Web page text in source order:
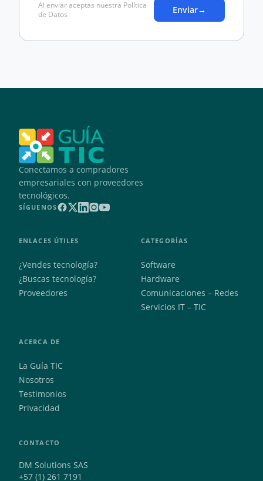
Al enviar aceptas nuestra Política
de Datos
Enviar→
Conectamos a compradores
empresariales con proveedores
tecnológicos.
SÍGUENOS
ENLACES ÚTILES
¿Vendes tecnología?
¿Buscas tecnología?
Proveedores
CATEGORÍAS
Software
Hardware
Comunicaciones – Redes
Servicios IT – TIC
ACERCA DE
La Guía TIC
Nosotros
Testimonios
Privacidad
CONTACTO
DM Solutions SAS
+57 (1) 261 7191